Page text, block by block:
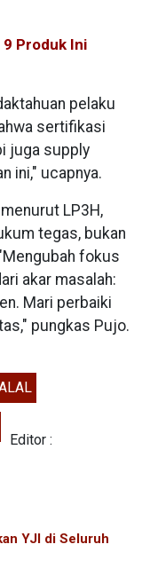
9 Produk Ini
pelaku
sertifikasi
juga supply
ini," ucapnya.
LP3H,
tegas, bukan
fokus
akar masalah:
Mari perbaiki
pungkas Pujo.
Editor :
YJI di Seluruh